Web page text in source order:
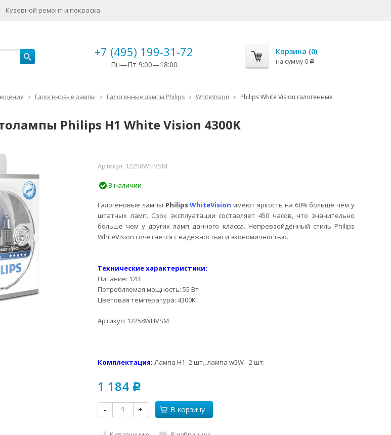
Кузовной ремонт и покраска
+7 (495) 199-31-72
Пн—Пт 9:00—18:00
Корзина (0)
на сумму 0 Р
Галогеновые лампы Галогенные лампы Philips WhiteVision
Philips White Vision галогенные
Philips H1 White Vision 4300K
Артикул: 12258WHVSM
В наличии
Галогеновые лампы PhilipsWhiteVision имеют яркость на 60% больше чем у
штатных ламп. Срок эксплуатации составляет 450 часов, что значительно
больше чем у других ламп данного класса. Непревзойдённый стиль Philips
WhiteVision сочетается с надёжностью и экономичностью.
Технические характеристики:
Питание: 12В
Потребляемая мощность: 55 Вт
Цветовая температура: 4300К
Артикул: 12258WHVSM
Комплектация: Лампа H1- 2 шт., лампа w5W - 2 шт.
1 184 Р
- + В корзину